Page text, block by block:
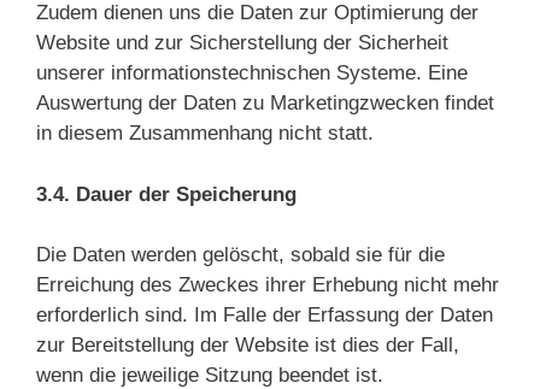
Zudem dienen uns die Daten zur Optimierung der
Website und zur Sicherstellung der Sicherheit
unserer informationstechnischen Systeme. Eine
Auswertung der Daten zu Marketingzwecken findet
in diesem Zusammenhang nicht statt.
3.4. Dauer der Speicherung
Die Daten werden gelöscht, sobald sie für die
Erreichung des Zweckes ihrer Erhebung nicht mehr
erforderlich sind. Im Falle der Erfassung der Daten
zur Bereitstellung der Website ist dies der Fall,
wenn die jeweilige Sitzung beendet ist.